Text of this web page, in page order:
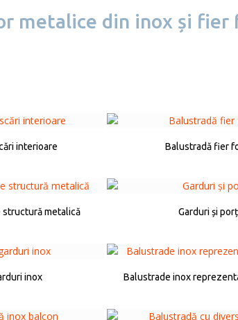
metalice din inox și fier
interioare Balustradă fier
structură metalică Garduri și
inox Balustrade inox